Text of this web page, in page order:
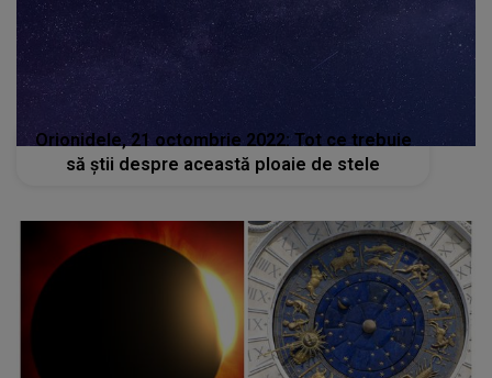
Orionidele, 21 octombrie 2022: Tot ce trebuie
să știi despre această ploaie de stele